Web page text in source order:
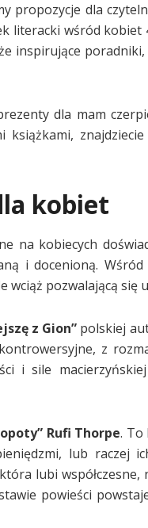
propozycje dla
literacki wśród
inspirujące
dla mam
książkami,
kobiet
na kobiecych
i docenioną.
wciąż pozwalającą
z Gion” polskiej
z
i sile
Rufi Thorpe. To
lub raczej
lubi
powieści